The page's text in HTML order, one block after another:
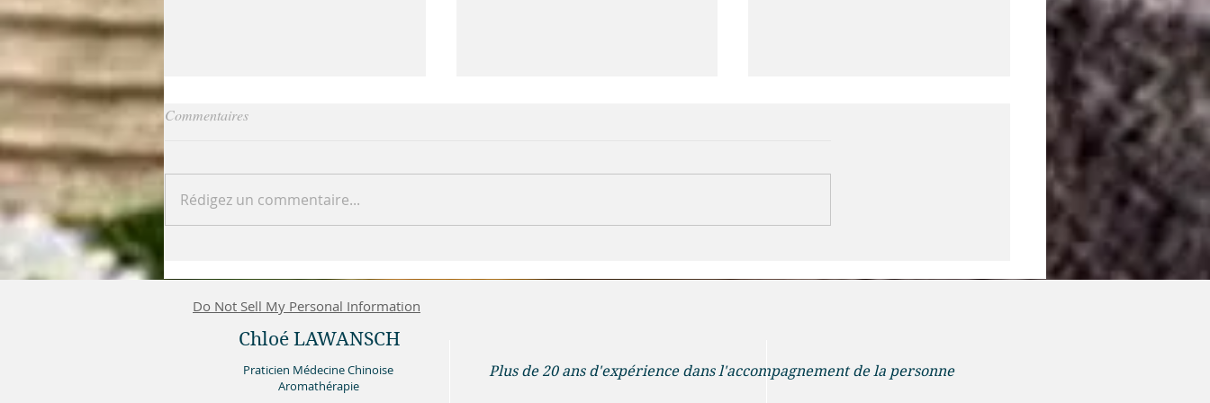
Lifting par acupuncture
MEDECINE CHINOISE
mon cœur en cohérence
Commentaires
Rédigez un commentaire...
Do Not Sell My Personal Information
Chloé LAWANSCH
Praticien Médecine Chinoise
Aromathérapie
Plus de 20 ans d'expérience dans l'accompagnement de la personne